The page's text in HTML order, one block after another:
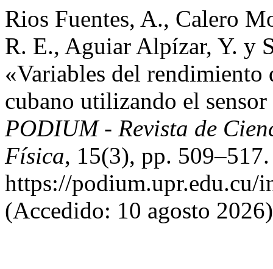
Rios Fuentes, A., Calero
R. E., Aguiar Alpízar, Y. y
«Variables del rendimiento
cubano utilizando el
PODIUM - Revista de
Física, 15(3), pp.
https://
(Accedido: 10 agosto